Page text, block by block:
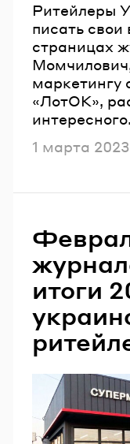
Ритейлеры
писать
страницах
маркетингу
«ЛотОК»,
интересного.
Опубликовано
1 марта 2023
итоги